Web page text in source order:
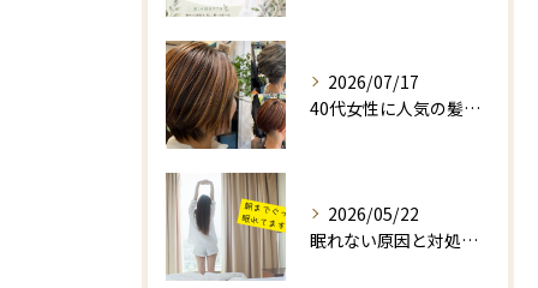
2026/07/17
40代女性に人気の髪型「大人ボブ」｜福岡市城南区美容室【ボブ・ヘッドスパ・マッサージ】
2026/05/22
眠れない原因と対処法｜福岡市ヘアサロン【ヘッドスパ・頭皮洗浄・リラクゼーション】